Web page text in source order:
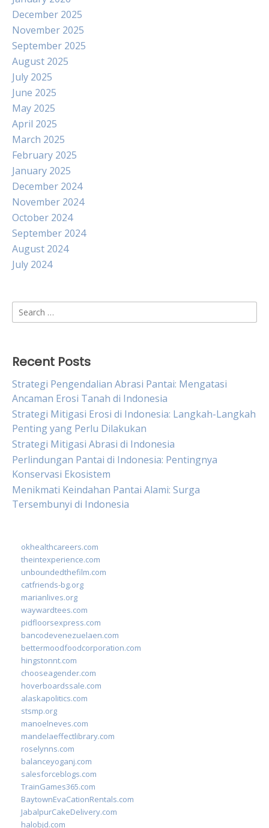
December 2025
November 2025
September 2025
August 2025
July 2025
June 2025
May 2025
April 2025
March 2025
February 2025
January 2025
December 2024
November 2024
October 2024
September 2024
August 2024
July 2024
Search
for:
Recent Posts
Strategi Pengendalian Abrasi Pantai: Mengatasi
Ancaman Erosi Tanah di Indonesia
Strategi Mitigasi Erosi di Indonesia: Langkah-Langkah
Penting yang Perlu Dilakukan
Strategi Mitigasi Abrasi di Indonesia
Perlindungan Pantai di Indonesia: Pentingnya
Konservasi Ekosistem
Menikmati Keindahan Pantai Alami: Surga
Tersembunyi di Indonesia
okhealthcareers.com
theintexperience.com
unboundedthefilm.com
catfriends-bg.org
marianlives.org
waywardtees.com
pidfloorsexpress.com
bancodevenezuelaen.com
bettermoodfoodcorporation.com
hingstonnt.com
chooseagender.com
hoverboardssale.com
alaskapolitics.com
stsmp.org
manoelneves.com
mandelaeffectlibrary.com
roselynns.com
balanceyoganj.com
salesforceblogs.com
TrainGames365.com
BaytownEvaCationRentals.com
JabalpurCakeDelivery.com
halobjd.com